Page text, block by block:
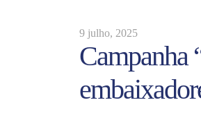
9 julho, 2025
Campanha